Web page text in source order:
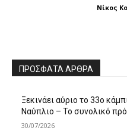
Νίκος
ΠΡΌΣΦΑΤΑ ΆΡΘΡΑ
Ξεκινάει αύριο το 33ο
Ναύπλιο – Το συνολικό
30/07/2026